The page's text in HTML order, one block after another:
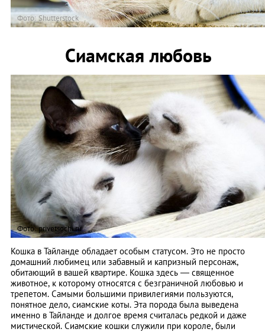
Фото: Shutterstock
Сиамская любовь
Фото: privetsochi.ru
Кошка в Тайланде обладает особым статусом. Это не просто
домашний любимец или забавный и капризный персонаж,
обитающий в вашей квартире. Кошка здесь — священное
животное, к которому относятся с безграничной любовью и
трепетом. Самыми большими привилегиями пользуются,
понятное дело, сиамские коты. Эта порода была выведена
именно в Тайланде и долгое время считалась редкой и даже
мистической. Сиамские кошки служили при короле, были